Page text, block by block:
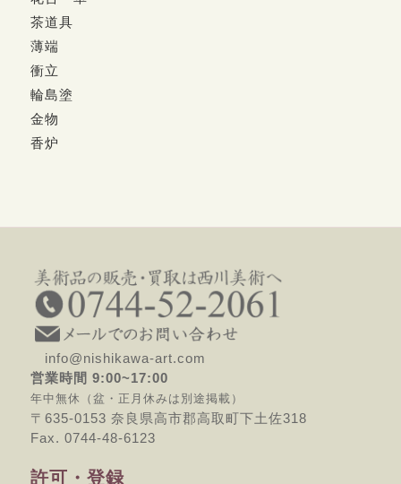
茶道具
薄端
衝立
輪島塗
金物
香炉
info@nishikawa-art.com
営業時間 9:00~17:00
年中無休（盆・正月休みは別途掲載）
〒635-0153 奈良県高市郡高取町下土佐318
Fax. 0744-48-6123
許可・登録